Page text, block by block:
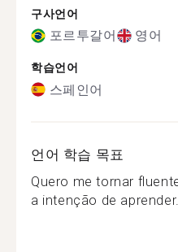
구사언어
포르투갈어 영어
학습언어
스페인어
언어 학습 목표
Quero me tornar
a intenção de